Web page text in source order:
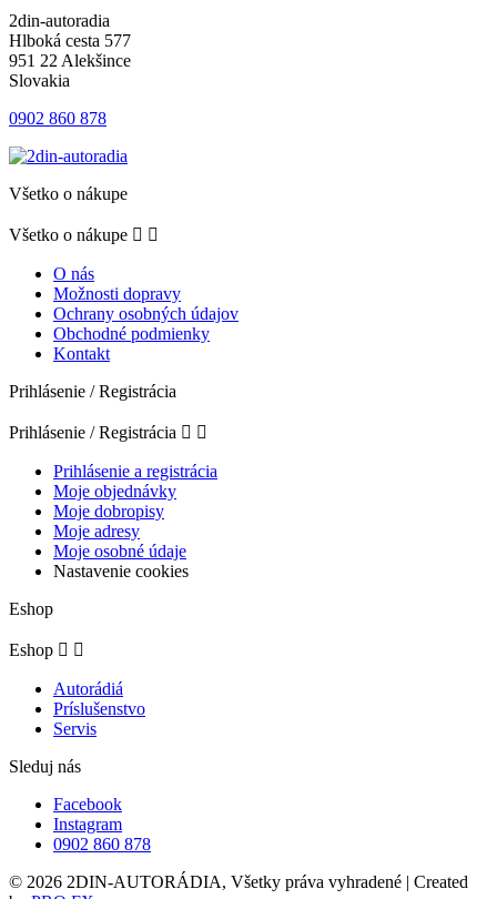
2din-autoradia
Hlboká cesta 577
951 22 Alekšince
Slovakia
0902 860 878
Všetko o nákupe
Všetko o nákupe  
O nás
Možnosti dopravy
Ochrany osobných údajov
Obchodné podmienky
Kontakt
Prihlásenie / Registrácia
Prihlásenie / Registrácia  
Prihlásenie a registrácia
Moje objednávky
Moje dobropisy
Moje adresy
Moje osobné údaje
Nastavenie cookies
Eshop
Eshop  
Autorádiá
Príslušenstvo
Servis
Sleduj nás
Facebook
Instagram
0902 860 878
© 2026 2DIN-AUTORÁDIA, Všetky práva vyhradené | Created